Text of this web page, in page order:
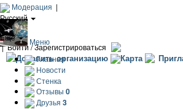
Модерация |
Русский
|
Еще
|Войти / Зарегистрироваться
Добавить организацию Карта
Меню
Главная
Новости
Стенка
Отзывы 0
Друзья 3